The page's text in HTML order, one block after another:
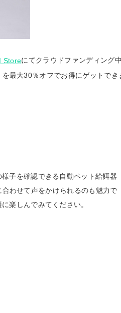
Storeにてクラウドファンディング中
最大30％オフでお得にゲットでき
子を確認できる自動ペット給餌器
わせて声をかけられるのも魅力で
楽しんでみてください。